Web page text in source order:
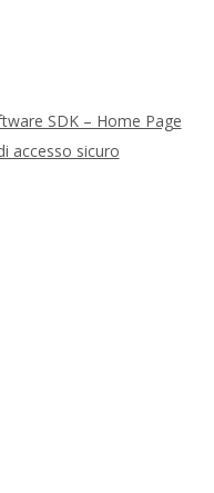
SDK – Home Page
accesso sicuro